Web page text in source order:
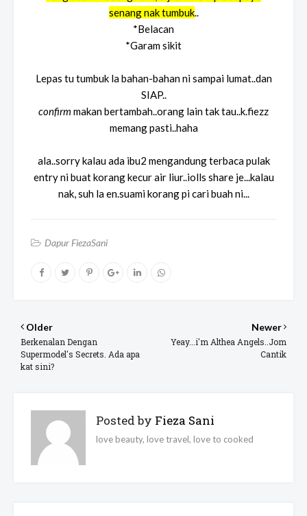
senang nak tumbuk..
*Belacan
*Garam sikit
Lepas tu tumbuk la bahan-bahan ni sampai lumat..dan
SIAP..
confirm makan bertambah..orang lain tak tau..k.fiezz
memang pasti..haha
ala..sorry kalau ada ibu2 mengandung terbaca pulak
entry ni buat korang kecur air liur..iolls share je...kalau
nak, suh la en.suami korang pi cari buah ni...
Dapur FiezaSani
Newer
Yeay...i'm Althea Angels..Jom
Cantik
Older
Berkenalan Dengan
Supermodel's Secrets. Ada apa
kat sini?
Posted by Fieza Sani
love beauty, love travel, love to cooked